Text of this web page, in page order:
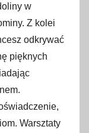
w
Z kolei
odkrywać
pięknych
Warsztaty